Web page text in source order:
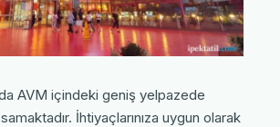
AVM içindeki geniş yelpazede
İhtiyaçlarınıza uygun olarak